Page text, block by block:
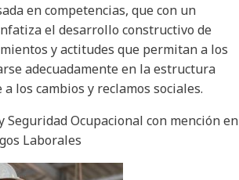
en competencias, que con un
el desarrollo constructivo de
y actitudes que permitan a los
adecuadamente en la estructura
los cambios y reclamos sociales.
Seguridad Ocupacional con mención en
Laborales